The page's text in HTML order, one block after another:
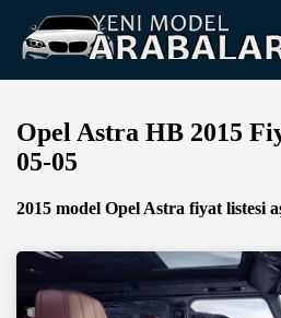
Opel Astra HB 2015
05-05
2015 model Opel Astra fiyat listesi